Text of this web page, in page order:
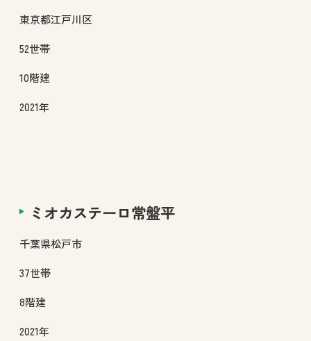
東京都江戸川区
52世帯
10階建
2021年
ミオカステーロ常盤平
千葉県松戸市
37世帯
8階建
2021年